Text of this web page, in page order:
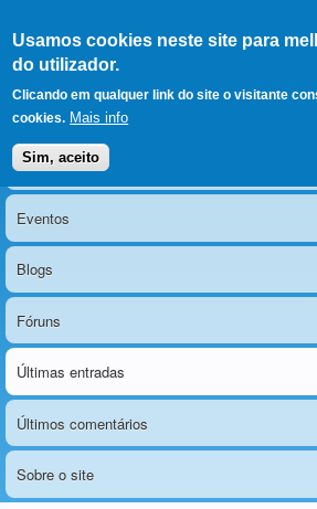
Usamos cookies neste site para
do utilizador.
Clicando em qualquer link do site o visitante
cookies. Mais info
Sim, aceito
LERPARAVER
O portal da visão
Menu principal
Notícias
Eventos
Blogs
Fóruns
Últimas entradas
Últimos comentários
Sobre o site